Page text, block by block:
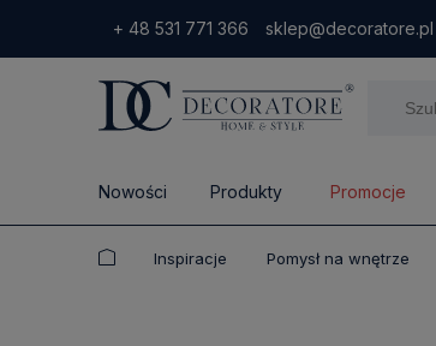
+ 48 531 771 366 sklep@decoratore.pl
Nowości Produkty Promocje
Inspiracje Pomysł na wnętrze